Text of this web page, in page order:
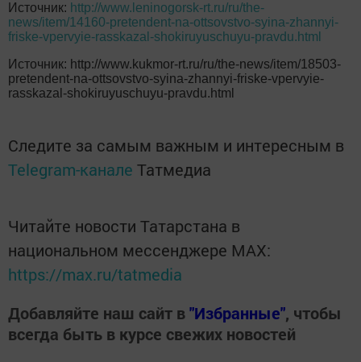
Источник: http://www.leninogorsk-rt.ru/ru/the-
news/item/14160-pretendent-na-ottsovstvo-syina-zhannyi-
friske-vpervyie-rasskazal-shokiruyuschuyu-pravdu.html
Источник: http://www.kukmor-rt.ru/ru/the-news/item/18503-
pretendent-na-ottsovstvo-syina-zhannyi-friske-vpervyie-
rasskazal-shokiruyuschuyu-pravdu.html
Следите за самым важным и интересным в
Telegram-канале Татмедиа
Читайте новости Татарстана в
национальном мессенджере MАХ:
https://max.ru/tatmedia
Добавляйте наш сайт в"Избранные", чтобы
всегда быть в курсе свежих новостей